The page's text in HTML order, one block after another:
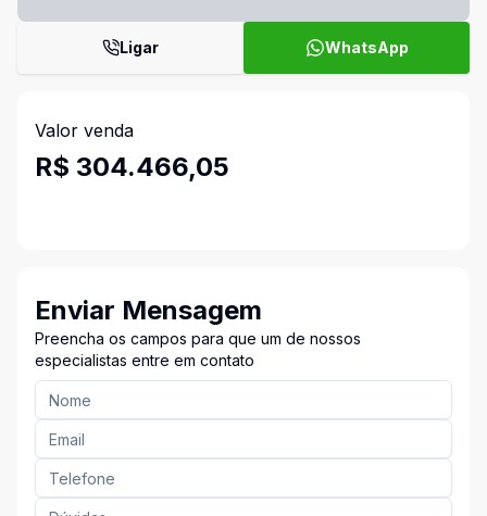
Ligar WhatsApp
Valor venda
R$ 304.466,05
Enviar Mensagem
Preencha os campos para que um de nossos
especialistas entre em contato